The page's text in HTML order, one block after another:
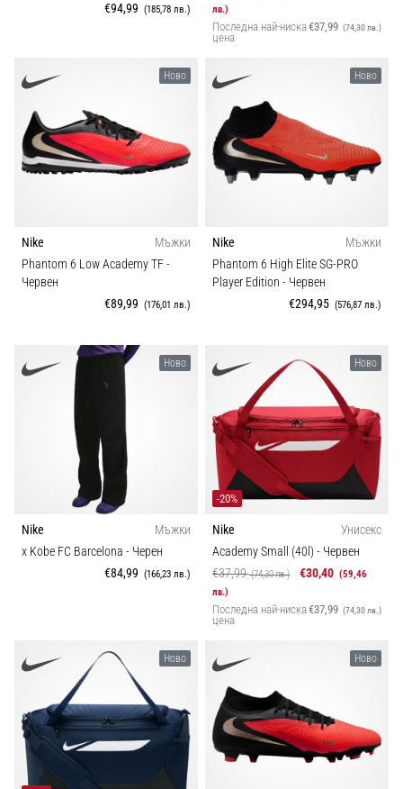
€94,99 (185,78 лв.)
лв.)
Последна най-ниска
цена
€37,99 (74,30 лв.)
Ново
Nike
Мъжки
Phantom 6 Low Academy TF-
Червен
€89,99 (176,01 лв.)
Ново
Nike
Мъжки
Phantom 6 High Elite SG-PRO
Player Edition - Червен
€294,95 (576,87 лв.)
Ново
Nike
Мъжки
x Kobe FC Barcelona - Черен
€84,99 (166,23 лв.)
Ново
-20%
Nike
Унисекс
Academy Small (40l)- Червен
€37,99(74,30 лв.) €30,40 (59,46
лв.)
Последна най-ниска
цена
€37,99 (74,30 лв.)
Ново Ново